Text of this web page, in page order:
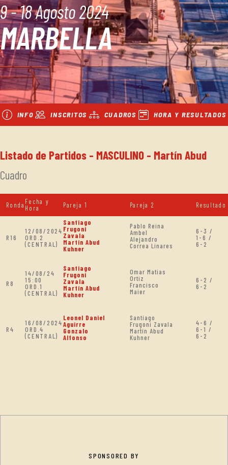
9 - 18 Agosto 2024
MARBELLA
INFO INSCRITOS CUADROS HORA Y RESULTADOS
Listado de Partidos - MASCULINO - Martín Abud
Cuadro
Ronda Fecha y
Hora
Pareja 1 Pareja 2 Resultado
R16
12/08/2024
ORD.2
(CENTRAL)
Santiago
Frugoni
Zavala
Martín Abud
Kuhner
Pablo Reina
Ambel
Alejandro
Correa Linares
6-3 /
1-6 /
6-2
R8
14/08/24
15:00
ORD.1
(CENTRAL)
Santiago
Frugoni
Zavala
Martín Abud
Kuhner
Omar Matias
Ortiz
Francisco
Maier
6-2 /
6-2
R4
16/08/2024
ORD.4
(CENTRAL)
Leonel Daniel
Aguirre
Gonzalo
Alfonso
Santiago
Frugoni Zavala
Martín Abud
Kuhner
4-6 /
6-1 /
6-2
SPONSORED BY